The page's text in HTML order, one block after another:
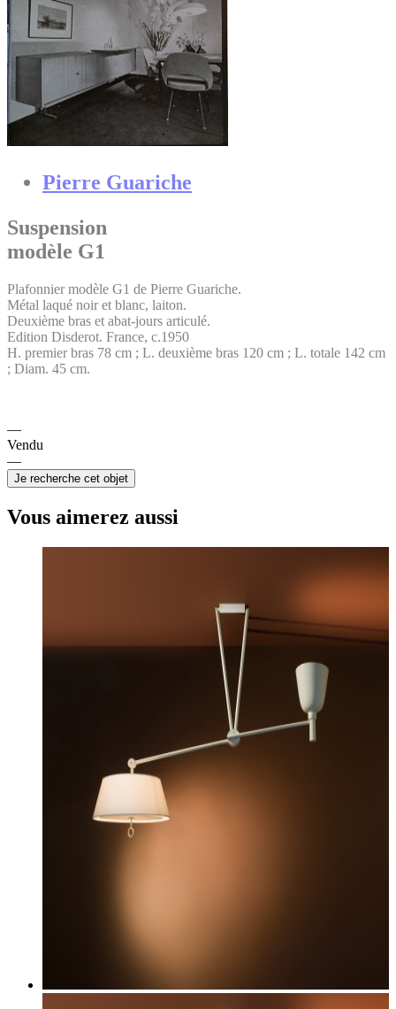
Pierre Guariche
Suspension
modèle G1
Plafonnier modèle G1 de Pierre Guariche.
Métal laqué noir et blanc, laiton.
Deuxième bras et abat-jours articulé.
Edition Disderot. France, c.1950
H. premier bras 78 cm ; L. deuxième bras 120 cm ; L. totale 142 cm
; Diam. 45 cm.
Vendu
Je recherche cet objet
Vous aimerez aussi